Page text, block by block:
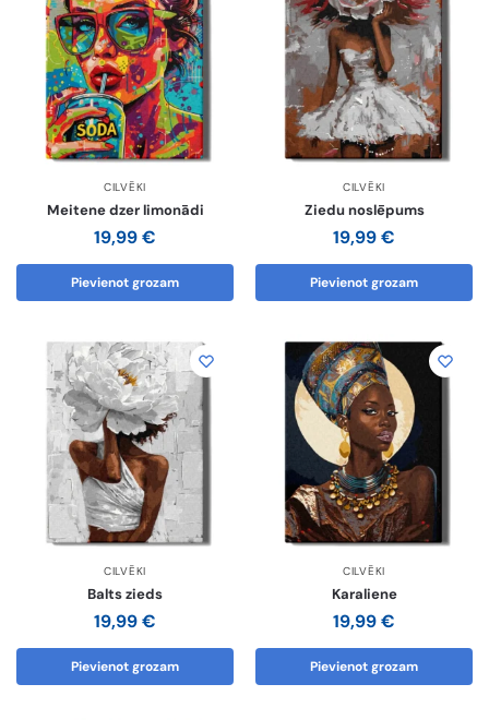
CILVĒKI
Meitene dzer limonādi
19,99€
Pievienot grozam
CILVĒKI
Ziedu noslēpums
19,99€
Pievienot grozam
CILVĒKI
Balts zieds
19,99€
Pievienot grozam
CILVĒKI
Karaliene
19,99€
Pievienot grozam